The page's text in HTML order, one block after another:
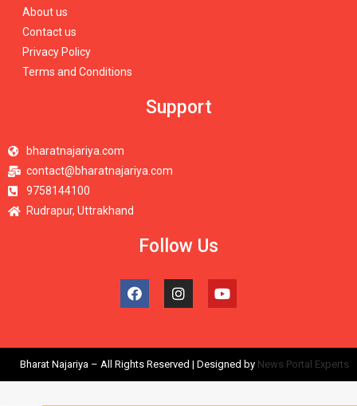
About us
Contact us
Privacy Policy
Terms and Conditions
Support
bharatnajariya.com
contact@bharatnajariya.com
9758144100
Rudrapur, Uttrakhand
Follow Us
Bharat Najariya – All Rights Reserved | Designed by News Portal Experts